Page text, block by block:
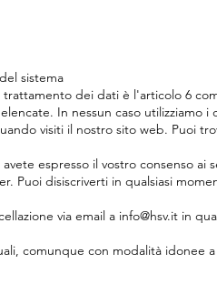
sistema
dei dati è l'articolo 6
In nessun caso utilizziamo
visiti il nostro sito web. Puoi
espresso il vostro consenso ai
Puoi disiscriverti in qualsiasi
via email a info@hsv.it in
comunque con modalità idonee